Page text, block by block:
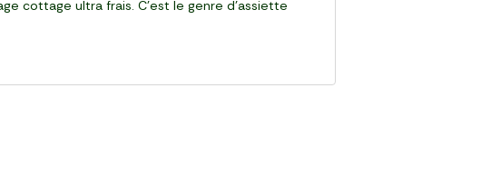
cottage ultra frais. C’est le genre d’assiette